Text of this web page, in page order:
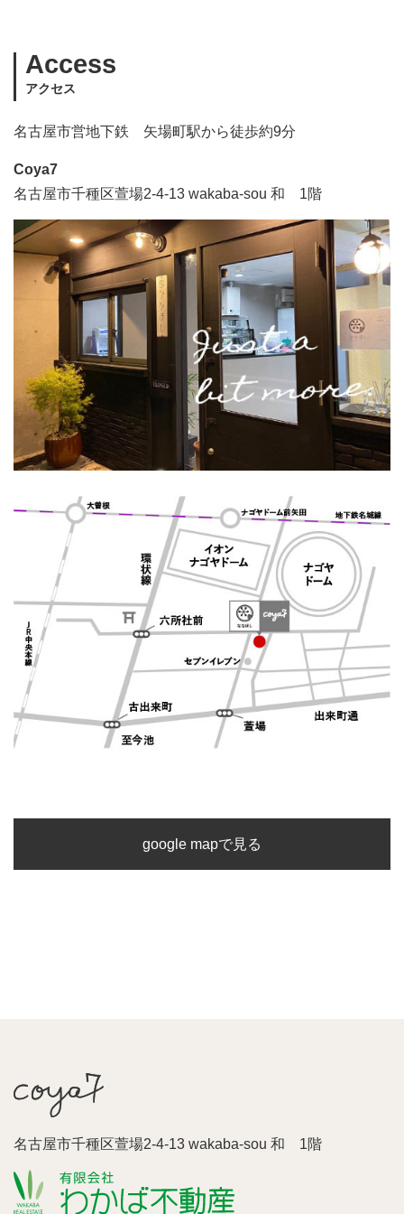
Access
アクセス
名古屋市営地下鉄 矢場町駅から徒歩約9分
Coya7
名古屋市千種区萱場2-4-13 wakaba-sou 和 1階
google mapで見る
名古屋市千種区萱場2-4-13 wakaba-sou 和 1階